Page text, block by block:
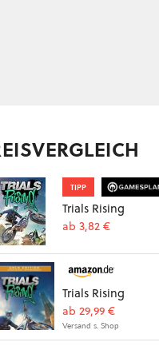
TIPP
Trials Rising
ab 3,82 €
Trials Rising
ab 29,99 €
Versand s. Shop